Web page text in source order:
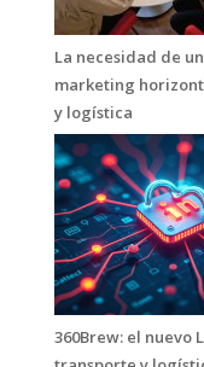
La necesidad de
marketing
y logística
360Brew: el nuevo